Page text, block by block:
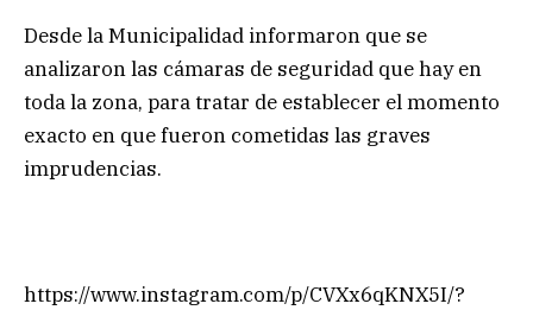
Desde la Municipalidad informaron que se
analizaron las cámaras de seguridad que hay en
toda la zona, para tratar de establecer el momento
exacto en que fueron cometidas las graves
imprudencias.
https://www.instagram.com/p/CVXx6qKNX5I/?